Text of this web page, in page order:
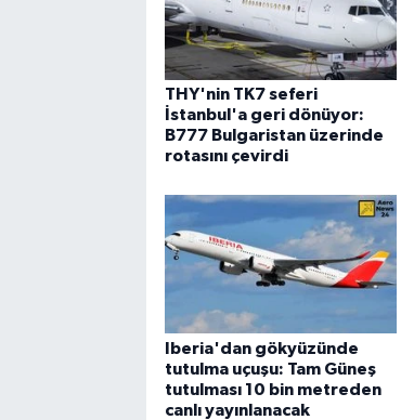
THY'nin TK7 seferi
İstanbul'a geri dönüyor:
B777 Bulgaristan üzerinde
rotasını çevirdi
Iberia'dan gökyüzünde
tutulma uçuşu: Tam Güneş
tutulması 10 bin metreden
canlı yayınlanacak